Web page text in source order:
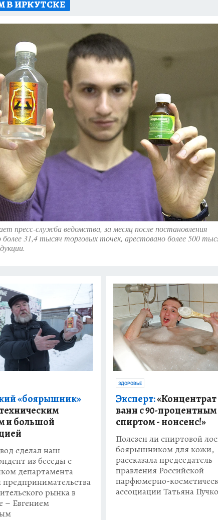
В ИРКУТСКЕ
пресс-служба ведомства, за месяц после постановления
более 31,4 тысяч торговых точек, арестовано более 500
«боярышник»
и большой
сделал наш
из беседы с
департамента
предпринимательства
рынка в
– Евгением
ЗДОРОВЬЕ
Эксперт:
ванн с 90-процентным
спиртом - нонсенс!»
Полезен ли спиртовой
боярышником для кожи,
рассказала председатель
правления Российской
парфюмерно-
ассоциации Татьяна